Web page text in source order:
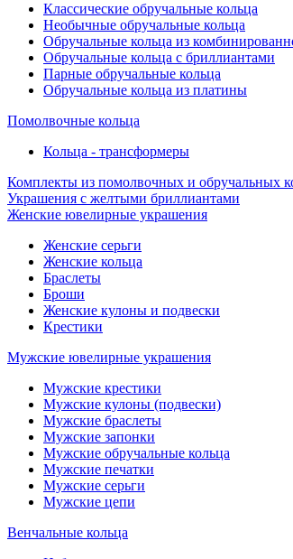
Классические обручальные кольца
Необычные обручальные кольца
Обручальные кольца из
Обручальные кольца с бриллиантами
Парные обручальные кольца
Обручальные кольца из платины
Помолвочные кольца
Кольца - трансформеры
Комплекты из помолвочных и обручальных
Украшения с желтыми бриллиантами
Женские ювелирные украшения
Женские серьги
Женские кольца
Браслеты
Броши
Женские кулоны и подвески
Крестики
Мужские ювелирные украшения
Мужские крестики
Мужские кулоны (подвески)
Мужские браслеты
Мужские запонки
Мужские обручальные кольца
Мужские печатки
Мужские серьги
Мужские цепи
Венчальные кольца